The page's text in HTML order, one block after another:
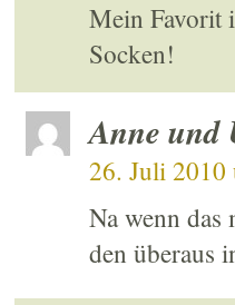
Mein Favorit
Socken!
Anne und
26. Juli
Na wenn
den überaus